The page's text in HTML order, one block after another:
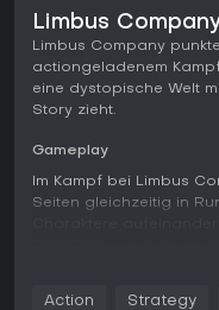
Limbus
Limbus Company
actiongeladenem
eine dystopische Welt
Story zieht.
Gameplay
Im Kampf bei Limbus
Seiten gleichzeitig in
Action Strategy